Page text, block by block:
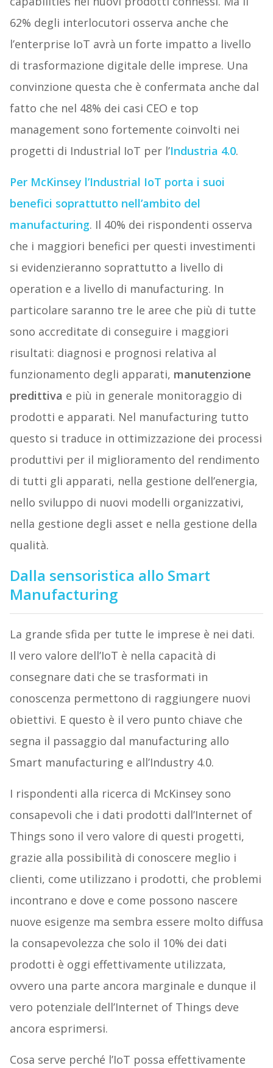
62% degli interlocutori osserva anche che
l’enterprise IoT avrà un forte impatto a livello
di trasformazione digitale delle imprese. Una
convinzione questa che è confermata anche dal
fatto che nel 48% dei casi CEO e top
management sono fortemente coinvolti nei
progetti di Industrial IoT per l’Industria 4.0.
Per McKinsey l’Industrial IoT porta i suoi
benefici soprattutto nell’ambito del
manufacturing. Il 40% dei rispondenti osserva
che i maggiori benefici per questi investimenti
si evidenzieranno soprattutto a livello di
operation e a livello di manufacturing. In
particolare saranno tre le aree che più di tutte
sono accreditate di conseguire i maggiori
risultati: diagnosi e prognosi relativa al
funzionamento degli apparati, manutenzione
predittiva e più in generale monitoraggio di
prodotti e apparati. Nel manufacturing tutto
questo si traduce in ottimizzazione dei processi
produttivi per il miglioramento del rendimento
di tutti gli apparati, nella gestione dell’energia,
nello sviluppo di nuovi modelli organizzativi,
nella gestione degli asset e nella gestione della
qualità.
Dalla sensoristica allo Smart
Manufacturing
La grande sfida per tutte le imprese è nei dati.
Il vero valore dell’IoT è nella capacità di
consegnare dati che se trasformati in
conoscenza permettono di raggiungere nuovi
obiettivi. E questo è il vero punto chiave che
segna il passaggio dal manufacturing allo
Smart manufacturing e all’Industry 4.0.
I rispondenti alla ricerca di McKinsey sono
consapevoli che i dati prodotti dall’Internet of
Things sono il vero valore di questi progetti,
grazie alla possibilità di conoscere meglio i
clienti, come utilizzano i prodotti, che problemi
incontrano e dove e come possono nascere
nuove esigenze ma sembra essere molto diffusa
la consapevolezza che solo il 10% dei dati
prodotti è oggi effettivamente utilizzata,
ovvero una parte ancora marginale e dunque il
vero potenziale dell’Internet of Things deve
ancora esprimersi.
Cosa serve perché l’IoT possa effettivamente